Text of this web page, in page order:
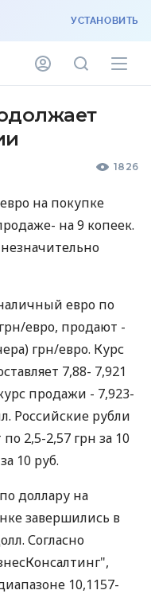
УСТАНОВИТЬ
1826
на покупке
на 9 копеек.
евро по
евро, продают -
грн/евро. Курс
7,88- 7,921
продажи - 7,923-
Российские рубли
2,5-2,57 грн за 10
10 руб.
доллару на
завершились в
Согласно
10,1157-